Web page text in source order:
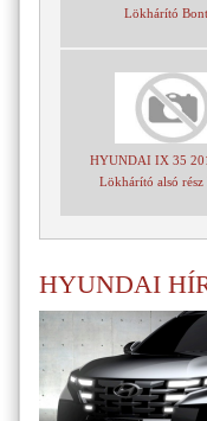
Lökhárító
HYUNDAI IX 35
Lökhárító alsó rész
HYUNDAI